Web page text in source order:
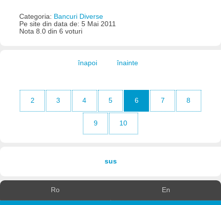
Categoria: Bancuri Diverse
Pe site din data de: 5 Mai 2011
Nota 8.0 din 6 voturi
înapoi înainte
2 3 4 5 6 7 8
9 10
sus
Ro En